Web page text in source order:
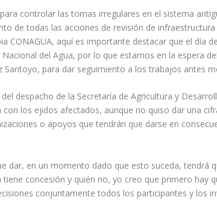
controlar las tomas irregulares en el sistema
de todas las acciones de revisión de
CONAGUA, aquí es importante destacar que el día
del Agua, por lo que estamos en la espera
Santoyo, para dar seguimiento a los trabajos antes
despacho de la Secretaría de Agricultura y
los ejidos afectados, aunque no quiso dar una
o apoyos que tendrán que darse en
dar, en un momento dado que esto suceda, tendrá
concesión y quién no, yo creo que primero hay
conjuntamente todos los participantes y los